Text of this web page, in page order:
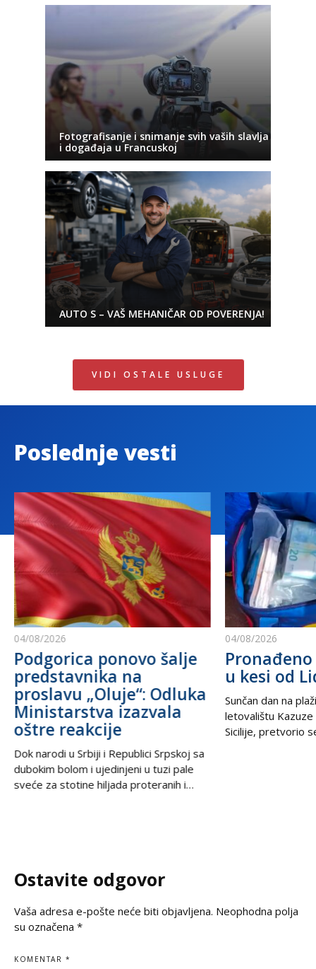
Fotografisanje i snimanje svih vaših slavlja
i događaja u Francuskoj
AUTO S – VAŠ MEHANIČAR OD POVERENJA!
VIDI OSTALE USLUGE
Poslednje vesti
04/08/2026
Podgorica ponovo šalje
predstavnika na
proslavu „Oluje“: Odluka
Ministarstva izazvala
oštre reakcije
Dok narodi u Srbiji i Republici Srpskoj sa
dubokim bolom i ujedinjeni u tuzi pale
sveće za stotine hiljada proteranih i
dostojanstveno odaje počast
04/08/2026
Pronađeno
u kesi od
Sunčan dan na
letovalištu Kazuze
Sicilije, pretvorio
Ostavite odgovor
Vaša adresa e-pošte neće biti objavljena. Neophodna polja
su označena *
KOMENTAR *